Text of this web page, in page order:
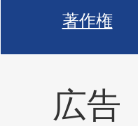
著作権
広告